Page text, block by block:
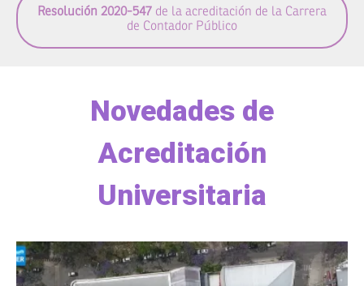
Resolución 2020-547 de la acreditación de la Carrera
de Contador Público
Novedades de
Acreditación
Universitaria